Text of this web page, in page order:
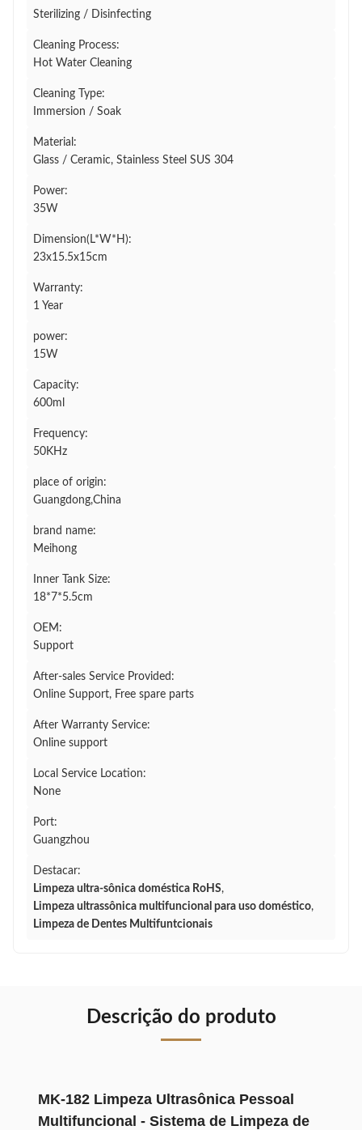
Sterilizing / Disinfecting
Cleaning Process:
Hot Water Cleaning
Cleaning Type:
Immersion / Soak
Material:
Glass / Ceramic, Stainless Steel SUS 304
Power:
35W
Dimension(L*W*H):
23x15.5x15cm
Warranty:
1 Year
power:
15W
Capacity:
600ml
Frequency:
50KHz
place of origin:
Guangdong,China
brand name:
Meihong
Inner Tank Size:
18*7*5.5cm
OEM:
Support
After-sales Service Provided:
Online Support, Free spare parts
After Warranty Service:
Online support
Local Service Location:
None
Port:
Guangzhou
Destacar:
Limpeza ultra-sônica doméstica RoHS,
Limpeza ultrassônica multifuncional para uso doméstico,
Limpeza de Dentes Multifuntcionais
Descrição do produto
MK-182 Limpeza Ultrasônica Pessoal
Multifuncional - Sistema de Limpeza de